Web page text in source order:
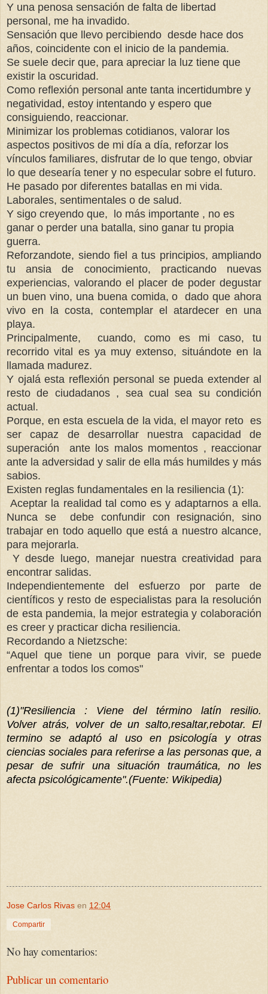
Y una penosa sensación de falta de libertad
personal, me ha invadido.
Sensación que llevo percibiendo desde hace dos
años, coincidente con el inicio de la pandemia.
Se suele decir que, para apreciar la luz tiene que
existir la oscuridad.
Como reflexión personal ante tanta incertidumbre y
negatividad, estoy intentando y espero que
consiguiendo, reaccionar.
Minimizar los problemas cotidianos, valorar los
aspectos positivos de mi día a día, reforzar los
vínculos familiares, disfrutar de lo que tengo, obviar
lo que desearía tener y no especular sobre el futuro.
He pasado por diferentes batallas en mi vida.
Laborales, sentimentales o de salud.
Y sigo creyendo que, lo más importante , no es
ganar o perder una batalla, sino ganar tu propia
guerra.
Reforzandote, siendo fiel a tus principios, ampliando
tu ansia de conocimiento, practicando nuevas
experiencias, valorando el placer de poder degustar
un buen vino, una buena comida, o dado que ahora
vivo en la costa, contemplar el atardecer en una
playa.
Principalmente, cuando, como es mi caso, tu
recorrido vital es ya muy extenso, situándote en la
llamada madurez.
Y ojalá esta reflexión personal se pueda extender al
resto de ciudadanos , sea cual sea su condición
actual.
Porque, en esta escuela de la vida, el mayor reto es
ser capaz de desarrollar nuestra capacidad de
superación ante los malos momentos , reaccionar
ante la adversidad y salir de ella más humildes y más
sabios.
Existen reglas fundamentales en la resiliencia (1):
Aceptar la realidad tal como es y adaptarnos a ella.
Nunca se debe confundir con resignación, sino
trabajar en todo aquello que está a nuestro alcance,
para mejorarla.
Y desde luego, manejar nuestra creatividad para
encontrar salidas.
Independientemente del esfuerzo por parte de
científicos y resto de especialistas para la resolución
de esta pandemia, la mejor estrategia y colaboración
es creer y practicar dicha resiliencia.
Recordando a Nietzsche:
“Aquel que tiene un porque para vivir, se puede
enfrentar a todos los comos"
(1)"Resiliencia : Viene del término latín resilio.
Volver atrás, volver de un salto,resaltar,rebotar. El
termino se adaptó al uso en psicología y otras
ciencias sociales para referirse a las personas que, a
pesar de sufrir una situación traumática, no les
afecta psicológicamente".(Fuente: Wikipedia)
Jose Carlos Rivas en 12:04
Compartir
No hay comentarios:
Publicar un comentario